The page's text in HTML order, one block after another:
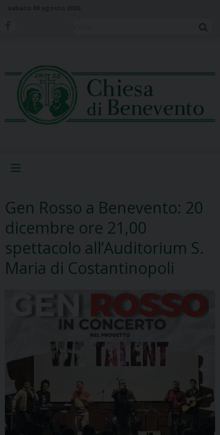
Gen Rosso a Benevento: 20
dicembre ore 21,00
spettacolo all’Auditorium S.
Maria di Costantinopoli